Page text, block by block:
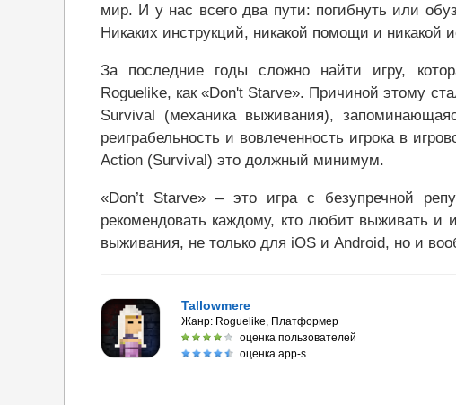
мир. И у нас всего два пути: погибнуть или
Никаких инструкций, никакой помощи и
За последние годы сложно найти игру,
Roguelike, как «Don't Starve». Причиной этому
Survival (механика выживания),
реиграбельность и вовлеченность игрока в
Action (Survival) это должный минимум.
«Don’t Starve» – это игра с безупречной
рекомендовать каждому, кто любит выживать
выживания, не только для iOS и Android, но и
Tallowmere
Жанр: Roguelike, Платформер
оценка пользователей
оценка app-s